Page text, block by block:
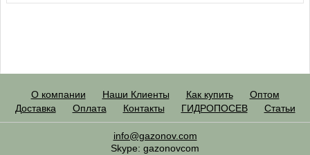
О компании Наши Клиенты Как купить
Оптом
Доставка
Оплата Контакты ГИДРОПОСЕВ Статьи
info@gazonov.com
Skype: gazonovcom